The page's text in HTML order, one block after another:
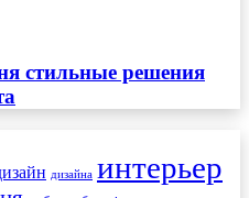
стильные решения
дизайна интерьер